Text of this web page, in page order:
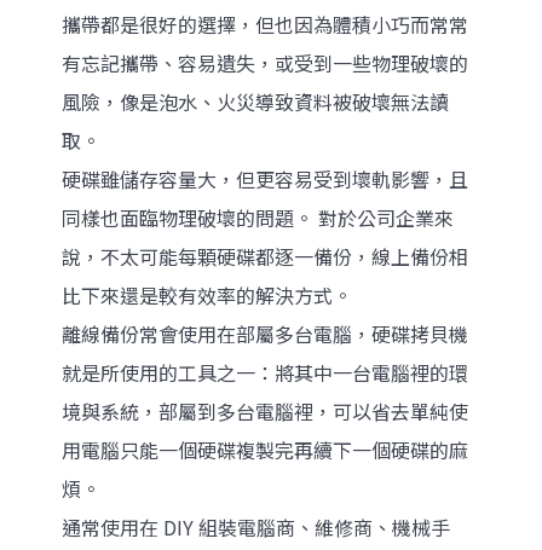
攜帶都是很好的選擇，但也因為體積小巧而常常
有忘記攜帶、容易遺失，或受到一些物理破壞的
風險，像是泡水、火災導致資料被破壞無法讀
取。
硬碟雖儲存容量大，但更容易受到壞軌影響，且
同樣也面臨物理破壞的問題。 對於公司企業來
說，不太可能每顆硬碟都逐一備份，線上備份相
比下來還是較有效率的解決方式。
離線備份常會使用在部屬多台電腦，硬碟拷貝機
就是所使用的工具之一：將其中一台電腦裡的環
境與系統，部屬到多台電腦裡，可以省去單純使
用電腦只能一個硬碟複製完再續下一個硬碟的麻
煩。
通常使用在 DIY 組裝電腦商、維修商、機械手